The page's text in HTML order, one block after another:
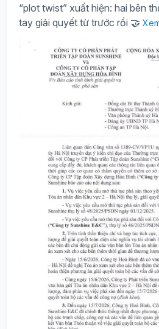
“plot twist” xuất hiện: hai bên
tay giải quyết từ trước rồi 🤝